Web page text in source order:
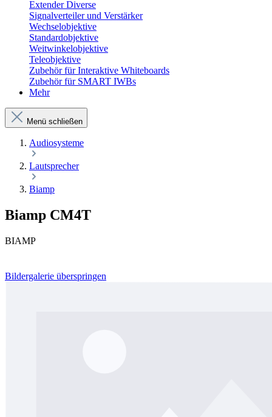
Extender Diverse
Signalverteiler und Verstärker
Wechselobjektive
Standardobjektive
Weitwinkelobjektive
Teleobjektive
Zubehör für Interaktive Whiteboards
Zubehör für SMART IWBs
Mehr
Menü schließen
Audiosysteme
Lautsprecher
Biamp
Biamp CM4T
BIAMP
Bildergalerie überspringen